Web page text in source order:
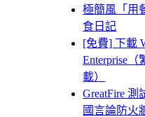
極簡風「用
食日記
[免費] 下載
Enterprise
載）
GreatFire 測
國言論防火